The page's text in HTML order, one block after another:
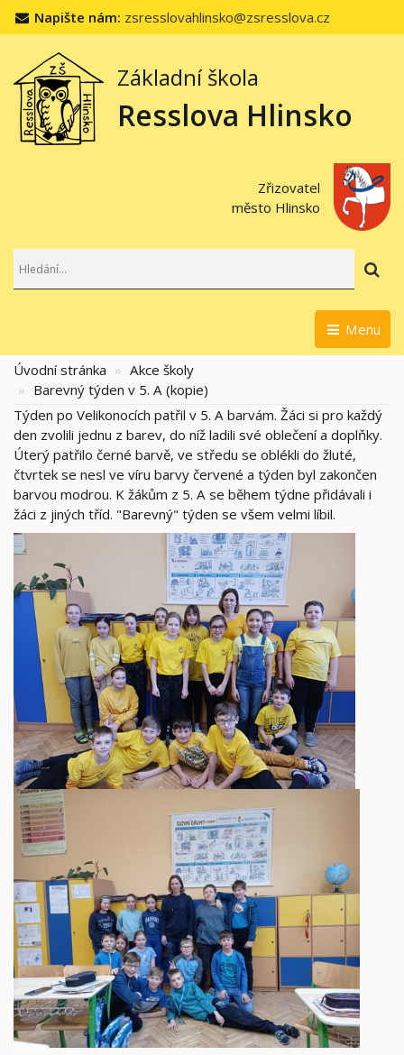
Napište nám: zsresslovahlinsko@zsresslova.cz
Základní škola
Resslova Hlinsko
Zřizovatel
město Hlinsko
Menu
Úvodní stránka
Akce školy
Barevný týden v 5. A (kopie)
Týden po Velikonocích patřil v 5. A barvám. Žáci si pro každý
den zvolili jednu z barev, do níž ladili své oblečení a doplňky.
Úterý patřilo černé barvě, ve středu se oblékli do žluté,
čtvrtek se nesl ve víru barvy červené a týden byl zakončen
barvou modrou. K žákům z 5. A se během týdne přidávali i
žáci z jiných tříd. "Barevný" týden se všem velmi líbil.